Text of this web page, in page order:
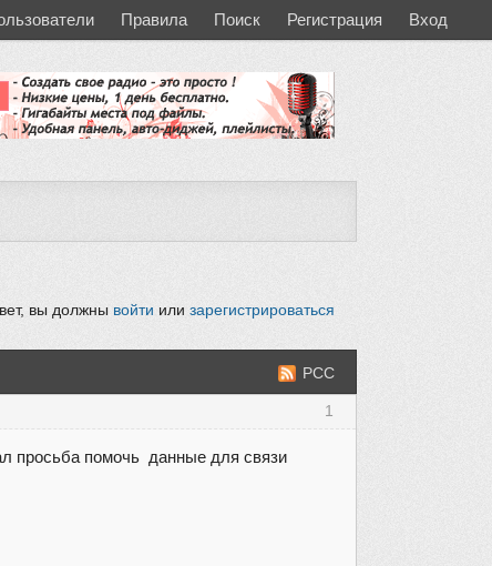
Правила Поиск Регистрация Вход
вы должны войти или зарегистрироваться
РСС
1
просьба помочь данные для связи